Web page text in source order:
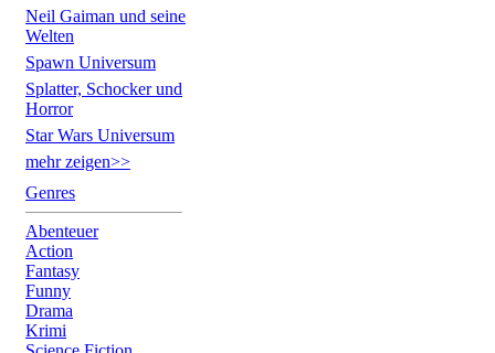
Neil Gaiman und seine
Welten
Spawn Universum
Splatter, Schocker und
Horror
Star Wars Universum
mehr zeigen>>
Genres
Abenteuer
Action
Fantasy
Funny
Drama
Krimi